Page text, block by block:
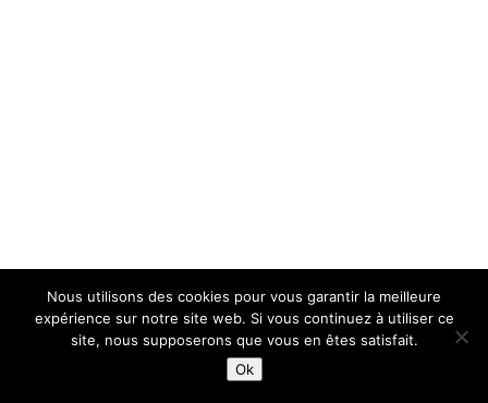
Nous utilisons des cookies pour vous garantir la meilleure
expérience sur notre site web. Si vous continuez à utiliser ce
site, nous supposerons que vous en êtes satisfait.
Ok